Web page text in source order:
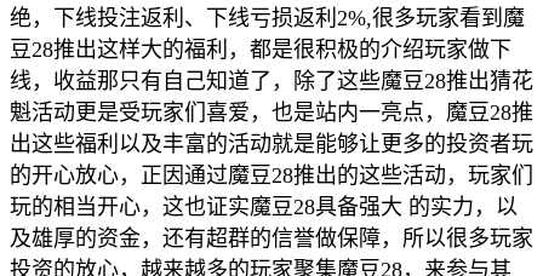
绝，下线投注返利、下线亏损返利2%,很多玩家看到魔
豆28推出这样大的福利，都是很积极的介绍玩家做下
线，收益那只有自己知道了，除了这些魔豆28推出猜花
魁活动更是受玩家们喜爱，也是站内一亮点，魔豆28推
出这些福利以及丰富的活动就是能够让更多的投资者玩
的开心放心，正因通过魔豆28推出的这些活动，玩家们
玩的相当开心，这也证实魔豆28具备强大 的实力，以
及雄厚的资金，还有超群的信誉做保障，所以很多玩家
投资的放心，越来越多的玩家聚集魔豆28，来参与其